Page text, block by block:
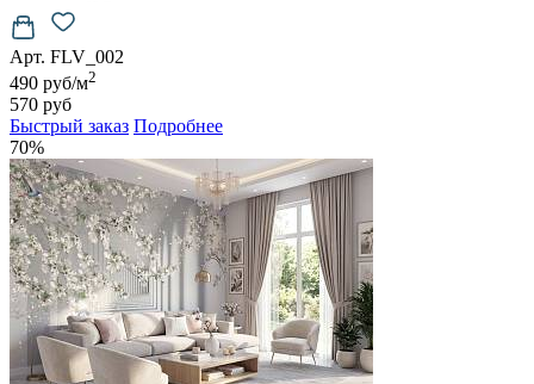
Арт. FLV_002
490 руб/м2
570 руб
Быстрый заказ Подробнее
70%